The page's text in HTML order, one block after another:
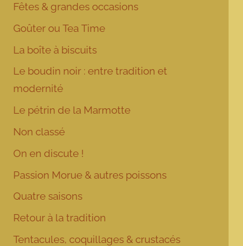
Fêtes & grandes occasions
Goûter ou Tea Time
La boîte à biscuits
Le boudin noir : entre tradition et
modernité
Le pétrin de la Marmotte
Non classé
On en discute !
Passion Morue & autres poissons
Quatre saisons
Retour à la tradition
Tentacules, coquillages & crustacés